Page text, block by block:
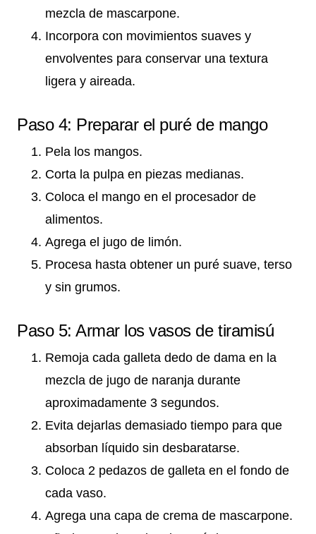
mezcla de mascarpone.
Incorpora con movimientos suaves y
envolventes para conservar una textura
ligera y aireada.
Paso 4: Preparar el puré de mango
Pela los mangos.
Corta la pulpa en piezas medianas.
Coloca el mango en el procesador de
alimentos.
Agrega el jugo de limón.
Procesa hasta obtener un puré suave, terso
y sin grumos.
Paso 5: Armar los vasos de tiramisú
Remoja cada galleta dedo de dama en la
mezcla de jugo de naranja durante
aproximadamente 3 segundos.
Evita dejarlas demasiado tiempo para que
absorban líquido sin desbaratarse.
Coloca 2 pedazos de galleta en el fondo de
cada vaso.
Agrega una capa de crema de mascarpone.